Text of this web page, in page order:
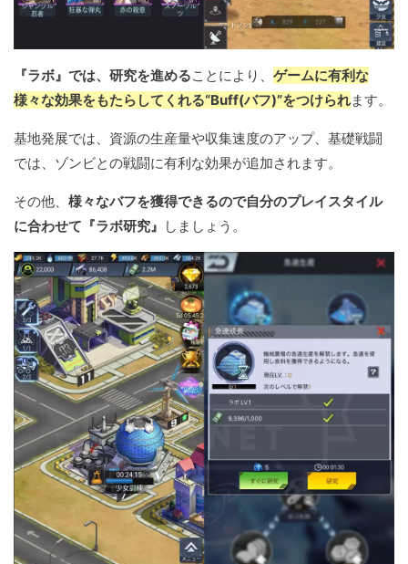
『ラボ』では、研究を進めることにより、 ゲームに有利な
様々な効果をもたらしてくれる“Buff(バフ)”をつけられます。
基地発展では、資源の生産量や収集速度のアップ、基礎戦闘
では、ゾンビとの戦闘に有利な効果が追加されます。
その他、 様々なバフを獲得できるので自分のプレイスタイル
に合わせて『ラボ研究』 しましょう。